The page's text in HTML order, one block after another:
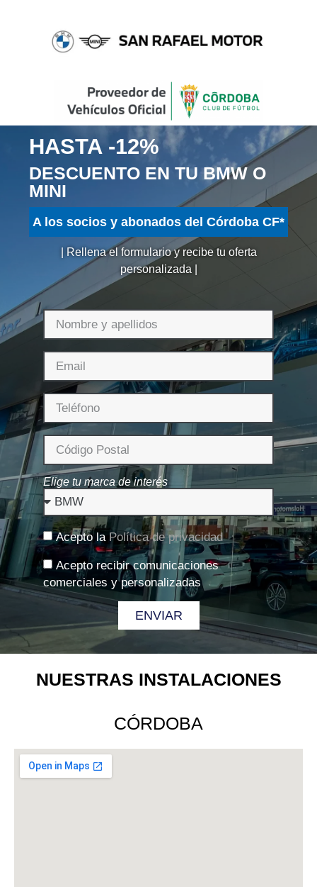
HASTA -12%
DESCUENTO EN TU BMW O
MINI
A los socios y abonados del Córdoba CF*
| Rellena el formulario y recibe tu oferta
personalizada |
Elige tu marca de interés
Acepto la Política de privacidad
Acepto recibir comunicaciones
comerciales y personalizadas
ENVIAR
NUESTRAS INSTALACIONES
CÓRDOBA